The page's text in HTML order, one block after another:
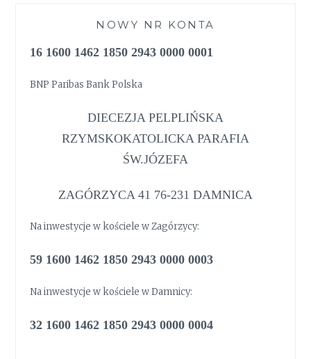
NOWY NR KONTA
16 1600 1462 1850 2943 0000 0001
BNP Paribas Bank Polska
DIECEZJA PELPLIŃSKA
RZYMSKOKATOLICKA PARAFIA
ŚW.JÓZEFA
ZAGÓRZYCA 41 76-231 DAMNICA
Na inwestycje w kościele w Zagórzycy:
59 1600 1462 1850 2943 0000 0003
Na inwestycje w kościele w Damnicy:
32 1600 1462 1850 2943 0000 0004